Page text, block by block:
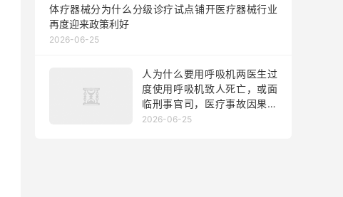
体疗器械分为什么分级诊疗试点铺开医疗器械行业
再度迎来政策利好
2026-06-25
人为什么要用呼吸机两医生过
度使用呼吸机致人死亡，或面
临刑事官司，医疗事故因果关
系如何认定？
2026-06-25